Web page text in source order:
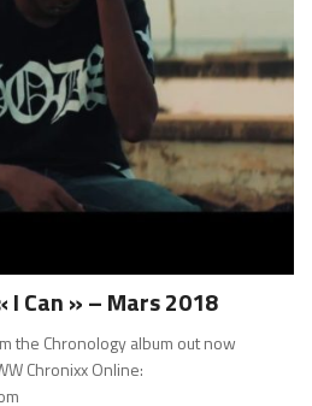
I Can » – Mars 2018
the Chronology album out now
Chronixx Online: